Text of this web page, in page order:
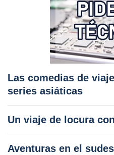
Las comedias de
series asiáticas
Un viaje de locura
Aventuras en el